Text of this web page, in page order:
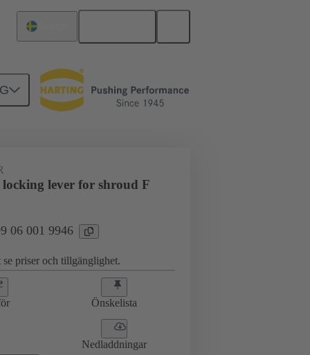
lever for shroud F
06 001 9946
priser och tillgänglighet.
Önskelista
Nedladdningar